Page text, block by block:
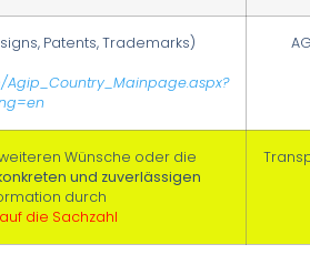
Patents, Trademarks)
Wünsche oder die
und zuverlässigen
durch
die Sachzahl